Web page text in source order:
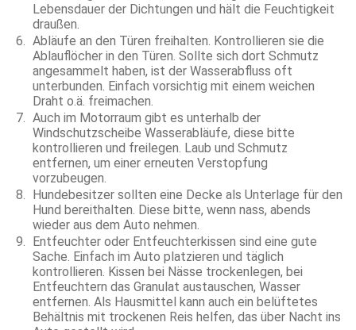
Lebensdauer der Dichtungen und hält die Feuchtigkeit
draußen.
Abläufe an den Türen freihalten. Kontrollieren sie die
Ablauflöcher in den Türen. Sollte sich dort Schmutz
angesammelt haben, ist der Wasserabfluss oft
unterbunden. Einfach vorsichtig mit einem weichen
Draht o.ä. freimachen.
Auch im Motorraum gibt es unterhalb der
Windschutzscheibe Wasserabläufe, diese bitte
kontrollieren und freilegen. Laub und Schmutz
entfernen, um einer erneuten Verstopfung
vorzubeugen.
Hundebesitzer sollten eine Decke als Unterlage für den
Hund bereithalten. Diese bitte, wenn nass, abends
wieder aus dem Auto nehmen.
Entfeuchter oder Entfeuchterkissen sind eine gute
Sache. Einfach im Auto platzieren und täglich
kontrollieren. Kissen bei Nässe trockenlegen, bei
Entfeuchtern das Granulat austauschen, Wasser
entfernen. Als Hausmittel kann auch ein belüftetes
Behältnis mit trockenen Reis helfen, das über Nacht ins